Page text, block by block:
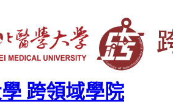
跨領域學院